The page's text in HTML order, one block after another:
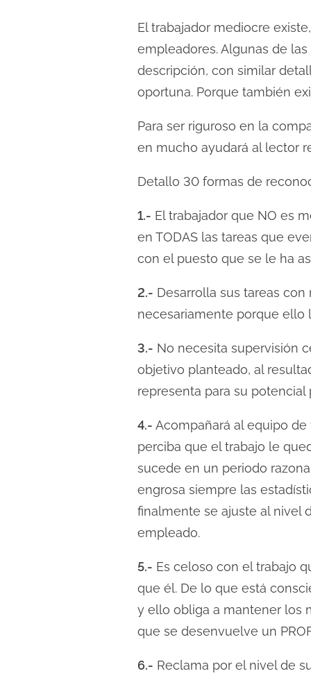
El trabajador mediocre
empleadores. Algunas de
descripción, con similar
oportuna. Porque también
Para ser riguroso en la
en mucho ayudará al lector
Detallo 30 formas de
1.- El trabajador que NO es
en TODAS las tareas que
con el puesto que se le ha
2.- Desarrolla sus tareas
necesariamente porque
3.- No necesita supervisión
objetivo planteado, al
representa para su potencial
4.- Acompañará al equipo
perciba que el trabajo le
sucede en un periodo
engrosa siempre las
finalmente se ajuste al nivel
empleado.
5.- Es celoso con el trabajo
que él. De lo que está
y ello obliga a mantener los
que se desenvuelve un
6.- Reclama por el nivel de